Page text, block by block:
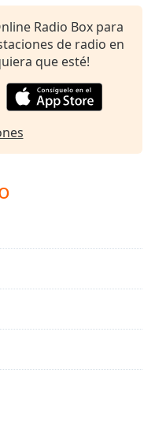
Radio Box para
de radio en
que esté!